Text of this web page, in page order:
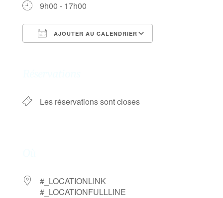
9h00 - 17h00
AJOUTER AU CALENDRIER
Les réservations sont closes
#_LOCATIONLINK
#_LOCATIONFULLLINE